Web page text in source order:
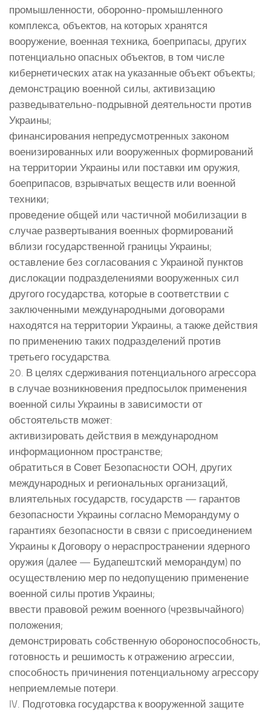
промышленности, оборонно-промышленного
комплекса, объектов, на которых хранятся
вооружение, военная техника, боеприпасы, других
потенциально опасных объектов, в том числе
кибернетических атак на указанные объект объекты;
демонстрацию военной силы, активизацию
разведывательно-подрывной деятельности против
Украины;
финансирования непредусмотренных законом
военизированных или вооруженных формирований
на территории Украины или поставки им оружия,
боеприпасов, взрывчатых веществ или военной
техники;
проведение общей или частичной мобилизации в
случае развертывания военных формирований
вблизи государственной границы Украины;
оставление без согласования с Украиной пунктов
дислокации подразделениями вооруженных сил
другого государства, которые в соответствии с
заключенными международными договорами
находятся на территории Украины, а также действия
по применению таких подразделений против
третьего государства.
20. В целях сдерживания потенциального агрессора
в случае возникновения предпосылок применения
военной силы Украины в зависимости от
обстоятельств может:
активизировать действия в международном
информационном пространстве;
обратиться в Совет Безопасности ООН, других
международных и региональных организаций,
влиятельных государств, государств — гарантов
безопасности Украины согласно Меморандуму о
гарантиях безопасности в связи с присоединением
Украины к Договору о нераспространении ядерного
оружия (далее — Будапештский меморандум) по
осуществлению мер по недопущению применение
военной силы против Украины;
ввести правовой режим военного (чрезвычайного)
положения;
демонстрировать собственную обороноспособность,
готовность и решимость к отражению агрессии,
способность причинения потенциальному агрессору
неприемлемые потери.
IV. Подготовка государства к вооруженной защите